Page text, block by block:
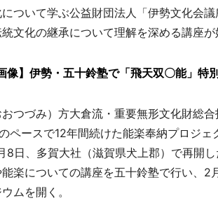
ついて学ぶ公益財団法人「伊勢文化会
文化の継承について理解を深める講座が
像】伊勢・五十鈴塾で「飛天双〇能」特
つづみ）方大倉流・重要無形文化財総
ペースで12年間続けた能楽奉納プロジ
8日、多賀大社（滋賀県犬上郡）で再開
楽についての講座を五十鈴塾で行い、2
ムを開く。